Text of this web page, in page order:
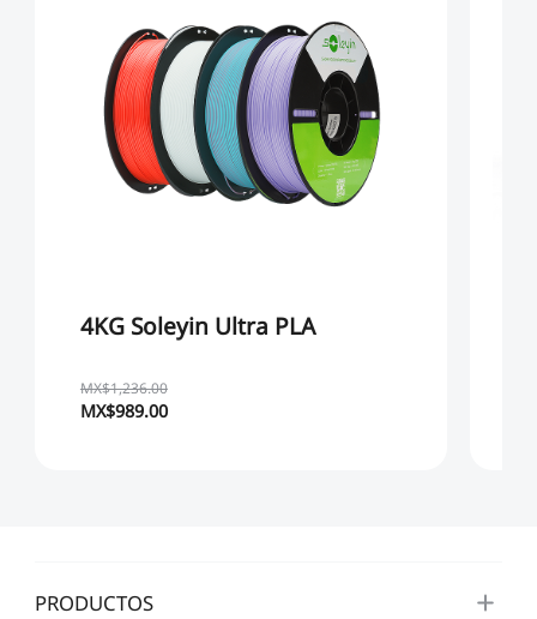
4KG Soleyin Ultra PLA
MX$1,236.00
MX$989.00
PRODUCTOS